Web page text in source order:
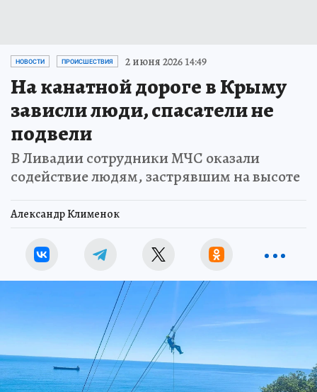
НОВОСТИ ПРОИСШЕСТВИЯ 2 июня 2026 14:49
На канатной дороге в Крыму
зависли люди, спасатели не
подвели
В Ливадии сотрудники МЧС оказали
содействие людям, застрявшим на высоте
Александр Клименок